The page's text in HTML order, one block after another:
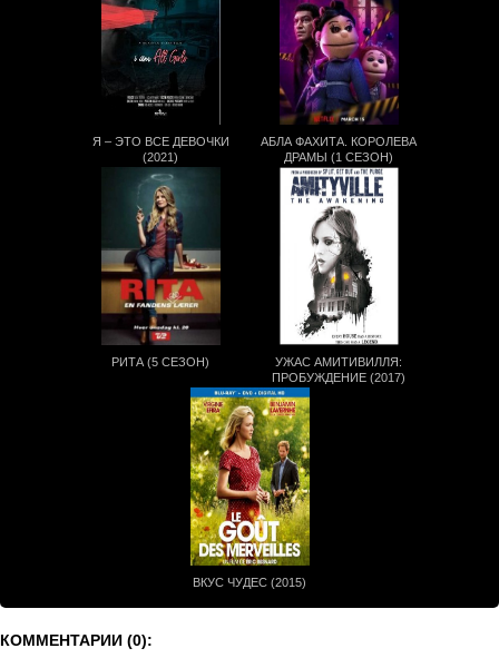
Я – ЭТО ВСЕ ДЕВОЧКИ
(2021)
АБЛА ФАХИТА. КОРОЛЕВА
ДРАМЫ (1 СЕЗОН)
РИТА (5 СЕЗОН)
УЖАС АМИТИВИЛЛЯ:
ПРОБУЖДЕНИЕ (2017)
ВКУС ЧУДЕС (2015)
КОММЕНТАРИИ (0):